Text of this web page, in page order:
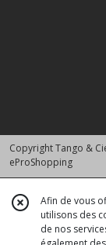
Copyright Tango &
eProShopping
Afin de vous
utilisons des
de nos